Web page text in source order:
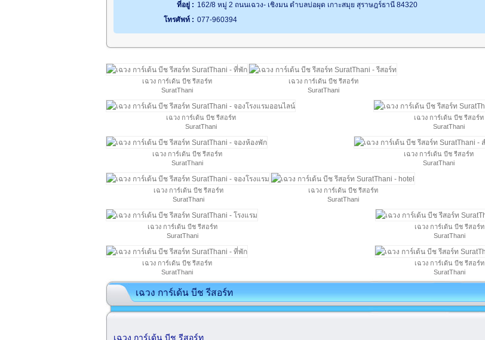
ที่อยู่ : 162/8 หมู่ 2 ถนนเฉวง- เชิงมน ตำบลบ่อผุด เกาะสมุย สุราษฎร์ธานี 84320
โทรศัพท์ : 077-960394
เฉวง การ์เด้น บีช รีสอร์ท
SuratThani
เฉวง การ์เด้น บีช รีสอร์ท
SuratThani
เฉวง การ์เด้น บีช รีสอร์ท
SuratThani
เฉวง การ์เด้น บีช รีสอร์ท
SuratThani
เฉวง การ์เด้น บีช รีสอร์ท
SuratThani
เฉวง การ์เด้น บีช รีสอร์ท
SuratThani
เฉวง การ์เด้น บีช รีสอร์ท
SuratThani
เฉวง การ์เด้น บีช รีสอร์ท
SuratThani
เฉวง การ์เด้น บีช รีสอร์ท
SuratThani
เฉวง การ์เด้น บีช รีสอร์ท
SuratThani
เฉวง การ์เด้น บีช รีสอร์ท
SuratThani
เฉวง การ์เด้น บีช รีสอร์ท
SuratThani
เฉวง การ์เด้น บีช รีสอร์ท
เฉวง การ์เด้น บีช รีสอร์ท